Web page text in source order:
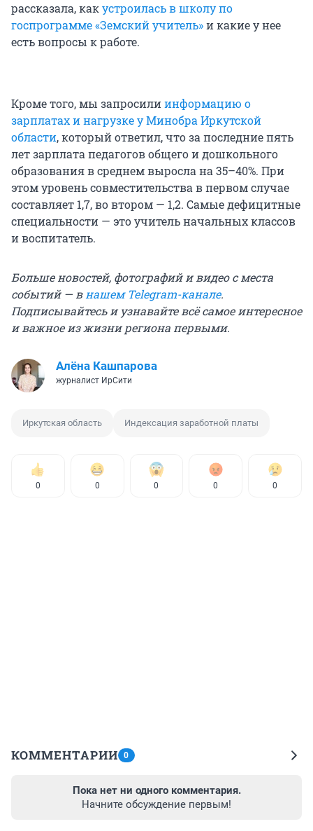
рассказала, какустроилась в школу по
госпрограмме «Земский учитель»и какие у нее
есть вопросы к работе.
Кроме того, мы запросилиинформацию о
зарплатах и нагрузке у Минобра Иркутской
области, который ответил, что за последние пять
лет зарплата педагогов общего и дошкольного
образования в среднем выросла на 35–40%. При
этом уровень совместительства в первом случае
составляет 1,7, во втором — 1,2. Самые дефицитные
специальности — это учитель начальных классов
и воспитатель.
Больше новостей, фотографий и видео с места
событий — внашем Telegram-канале.
Подписывайтесь и узнавайте всё самое интересное
и важное из жизни региона первыми.
Алёна Кашпарова
журналист ИрСити
Иркутская область Индексация заработной платы
0 0 0 0 0
КОММЕНТАРИИ 0
Пока нет ни одного комментария.
Начните обсуждение первым!